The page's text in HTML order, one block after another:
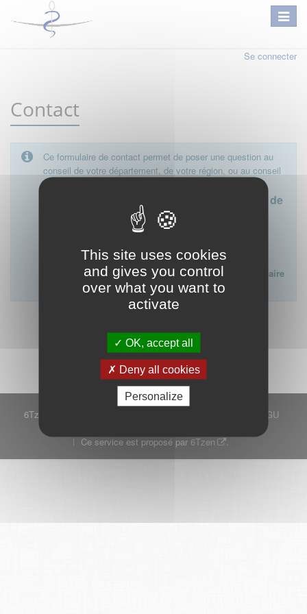
This site uses cookies
and gives you control
over what you want to
activate
OK, accept all
Deny all cookies
Personalize
Se connecter
Contact
Ce formulaire de contact permet de poser une question au
conseil de votre département, de votre région, ou au conseil
national.
Le conseil départemental est l'interlocuteur de
proximité à privilégier.
plainte ou formuler des doléances à l'égard d'un médecin
Lien vers la FAQ du CNOM sur la procédure disciplinaire
FAQ procédure disciplinaire
Démarrer
6Tzen ©2015 - Tous droits réservés
CGU
Ce service est proposé par6Tzen .